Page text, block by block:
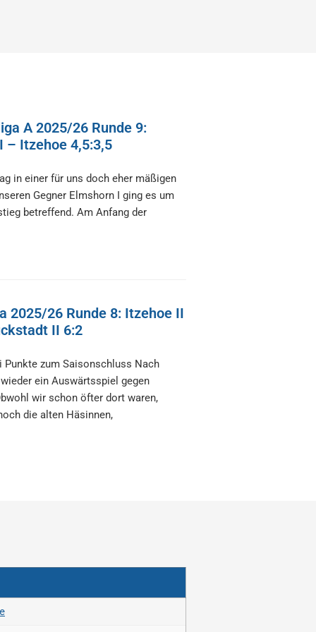
A 2025/26 Runde 9:
– Itzehoe 4,5:3,5
in einer für uns doch eher mäßigen
Gegner Elmshorn I ging es um
betreffend. Am Anfang der
2025/26 Runde 8: Itzehoe II
II 6:2
Punkte zum Saisonschluss Nach
wieder ein Auswärtsspiel gegen
wir schon öfter dort waren,
die alten Häsinnen,